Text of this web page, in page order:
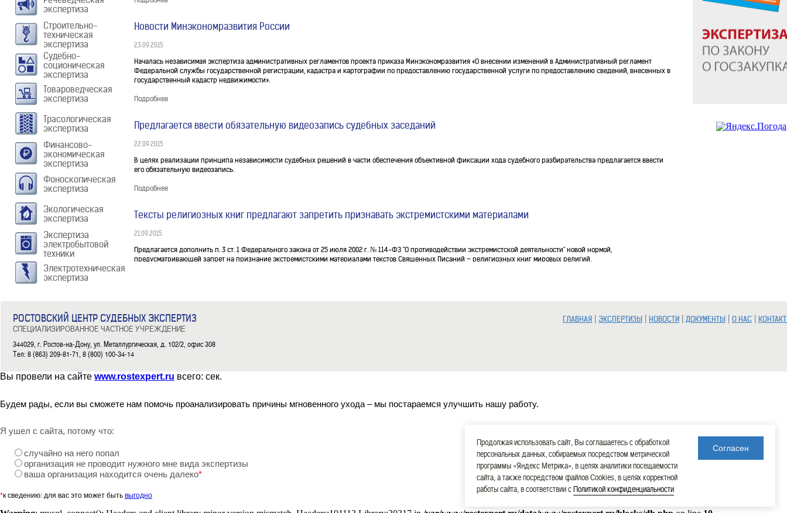
экспертиза
Строительно-
техническая
экспертиза
Судебно-
соционическая
экспертиза
Товароведческая
экспертиза
Трасологическая
экспертиза
Финансово-
экономическая
экспертиза
Фоноскопическая
экспертиза
Экологическая
экспертиза
Экспертиза
электробытовой
техники
Электротехническая
экспертиза
Новости Минэкономразвития России
23.09.2015
Началась независимая экспертиза административных регламентов проекта приказа Минэкономразвития «О внесении изменений в Административный регламент
Федеральной службы государственной регистрации, кадастра и картографии по предоставлению государственной услуги по предоставлению сведений, внесенных в
государственный кадастр недвижимости».
Подробнее
Предлагается ввести обязательную видеозапись судебных заседаний
22.09.2015
В целях реализации принципа независимости судебных решений в части обеспечения объективной фиксации хода судебного разбирательства предлагается ввести
его обязательную видеозапись.
Подробнее
Тексты религиозных книг предлагают запретить признавать экстремистскими материалами
21.09.2015
Предлагается дополнить п. 3 ст. 1 Федерального закона от 25 июля 2002 г. № 114-ФЗ "О противодействии экстремистской деятельности" новой нормой,
предусматривающей запрет на признание экстремистскими материалами текстов Священных Писаний – религиозных книг мировых религий.
20.09.2015
Ростовский центр судебных экспертиз сердечно поздравляет ростовчан с Днем города.
Власти Ростовской области ужесточили контроль использования земли
19.09.2015
Новости оценочной деятельности
18.09.2015
Кадастровые ошибки грозят увеличением налогового бремени в десять раз.
РОСТОВСКИЙ ЦЕНТР СУДЕБНЫХ ЭКСПЕРТИЗ
СПЕЦИАЛИЗИРОВАННОЕ ЧАСТНОЕ УЧРЕЖДЕНИЕ
344029, г. Ростов-на-Дону, ул. Металлургическая, д. 102/2, офис 308
Тел: 8 (863) 209-81-71, 8 (800) 100-34-14
ГЛАВНАЯ | ЭКСПЕРТИЗЫ | НОВОСТИ | ДОКУМЕНТЫ | О НАС |
Вы провели на сайте www.rostexpert.ru всего: сек.
Будем рады, если вы сможете нам помочь проанализировать причины мгновенного ухода – мы постараемся улучшить нашу работу.
Я ушел с сайта, потому что:
случайно на него попал
организация не проводит нужного мне вида экспертизы
ваша организация находится очень далеко*
*к сведению: для вас это может быть выгодно
Продолжая использовать сайт, Вы соглашаетесь с обработкой
персональных данных, собираемых посредством метрической
программы «Яндекс Метрика», в целях аналитики посещаемости
сайта, а также посредством файлов Cookies, в целях корректной
работы сайта, в соответствии сПолитикой конфиденциальности
Согласен